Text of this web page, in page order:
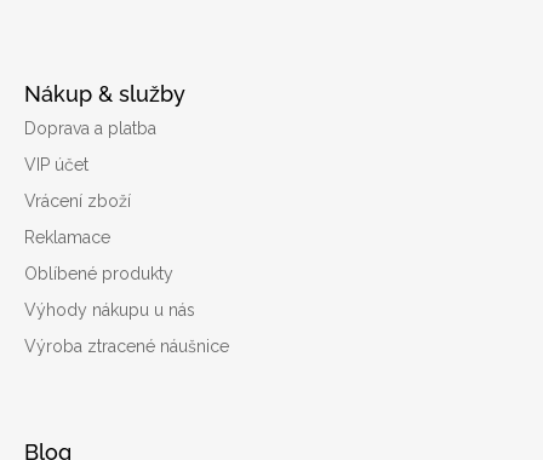
Nákup & služby
Doprava a platba
VIP účet
Vrácení zboží
Reklamace
Oblíbené produkty
Výhody nákupu u nás
Výroba ztracené náušnice
Blog